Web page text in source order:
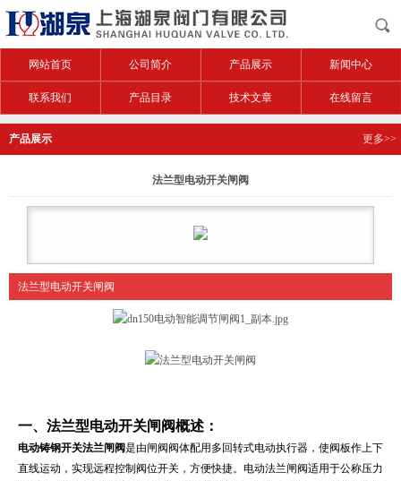
网站首页 公司简介 产品展示 新闻中心
联系我们 产品目录 技术文章 在线留言
产品展示 更多>>
法兰型电动开关闸阀
法兰型电动开关闸阀
一、 法兰型电动开关闸阀概述：
电动铸钢开关法兰闸阀是由闸阀阀体配用多回转式电动执行器，使阀板作上下
直线运动，实现远程控制阀位开关，方便快捷。电动法兰闸阀适用于公称压力